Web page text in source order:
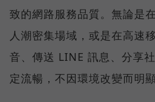
致的網路服務品質。無論是
人潮密集場域，或是在高速
音、傳送 LINE 訊息、分享
定流暢，不因環境改變而明顯